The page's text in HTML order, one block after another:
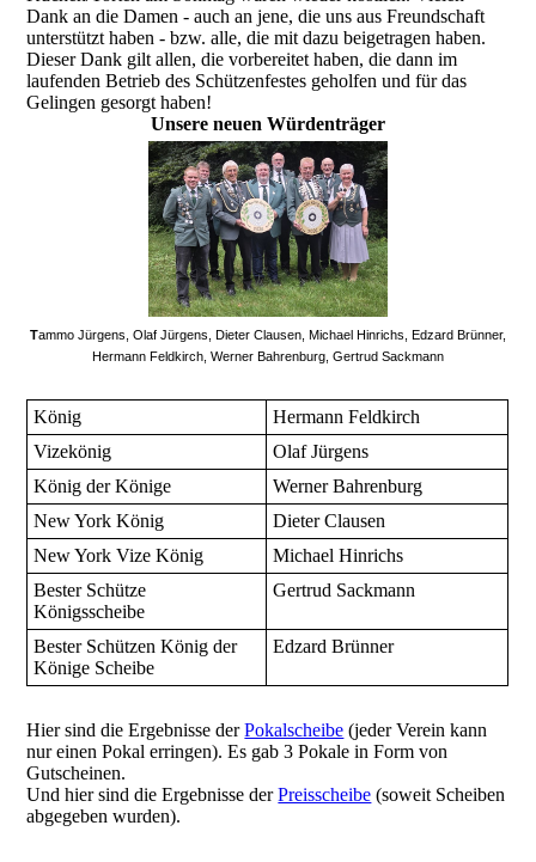
Dank an die Damen - auch an jene, die uns aus Freundschaft
unterstützt haben - bzw. alle, die mit dazu beigetragen haben.
Dieser Dank gilt allen, die vorbereitet haben, die dann im
laufenden Betrieb des Schützenfestes geholfen und für das
Gelingen gesorgt haben!
Unsere neuen Würdenträger
Tammo Jürgens, Olaf Jürgens, Dieter Clausen, Michael Hinrichs, Edzard Brünner,
Hermann Feldkirch, Werner Bahrenburg, Gertrud Sackmann
König
Hermann Feldkirch
Vizekönig
Olaf Jürgens
König der Könige
Werner Bahrenburg
New York König
Dieter Clausen
New York Vize König
Michael Hinrichs
Bester Schütze
Königsscheibe
Gertrud Sackmann
Bester Schützen König der
Könige Scheibe
Edzard Brünner
Hier sind die Ergebnisse derPokalscheibe (jeder Verein kann
nur einen Pokal erringen). Es gab 3 Pokale in Form von
Gutscheinen.
Und hier sind die Ergebnisse derPreisscheibe (soweit Scheiben
abgegeben wurden).